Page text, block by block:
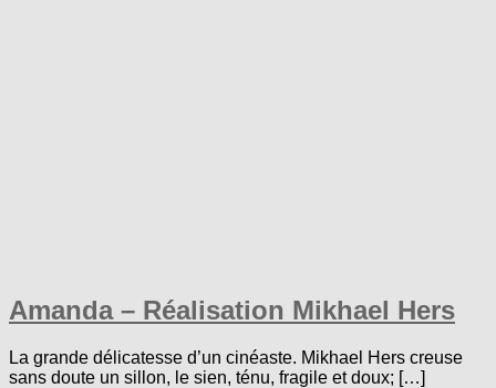
Amanda – Réalisation Mikhael Hers
La grande délicatesse d’un cinéaste. Mikhael Hers creuse
sans doute un sillon, le sien, ténu, fragile et doux; […]